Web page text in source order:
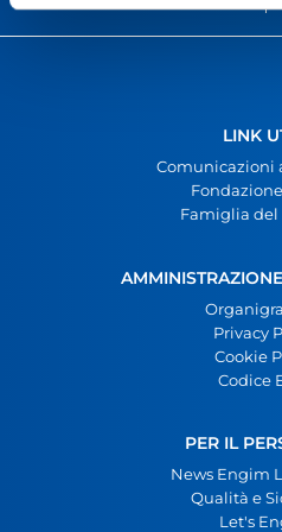
LINK
Comunicazioni
Famiglia del
Privacy
Cookie
Codice
PER IL
News Engim
Qualità e
Let's